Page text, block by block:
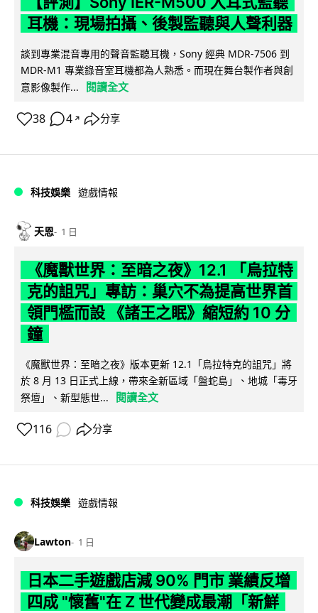
耳機：現場拍攝、後製監聽與人聲利器
談到專業混音專用的聲音監聽耳機，Sony 經典 MDR-7506 到
MDR-M1 專業錄音室耳機都為人熟悉。而現在舞台製作者與創
意影像製作...
閱讀全文
38 4 ↗ 分享
科技娛樂 遊戲情報
天恩 1 日
《魔獸世界：至暗之夜》12.1 「烏拉特
克的詛咒」專訪：巢穴不為提高世界首
領門檻而設 《諸王之眠》縮短約 10 分
鐘
《魔獸世界：至暗之夜》版本更新 12.1「烏拉特克的詛咒」將
於 8 月 13 日正式上線，帶來全新區域「盤蛇島」、地城「毒牙
祭壇」、新型態世...
閱讀全文
116 分享
科技娛樂 遊戲情報
Lawton 1 日
日本二手遊戲店減 90% 門市 業績反增
四成 "懷舊"在 Z 世代變成最潮「新鮮